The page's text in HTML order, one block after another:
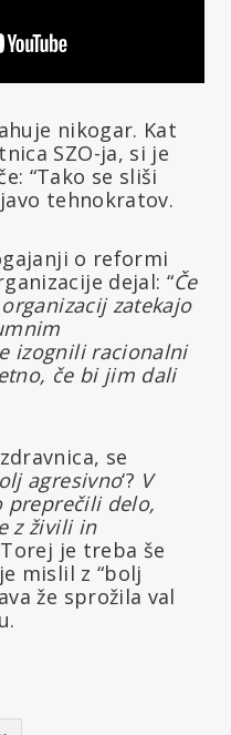
nikogar. Kat
SZO-ja, si je
“Tako se sliši
tehnokratov.
o reformi
dejal: “Če
zatekajo
izognili racionalni
če bi jim dali
se
agresivno‘? V
preprečili delo,
z živili in
Torej je treba še
mislil z “bolj
že sprožila val